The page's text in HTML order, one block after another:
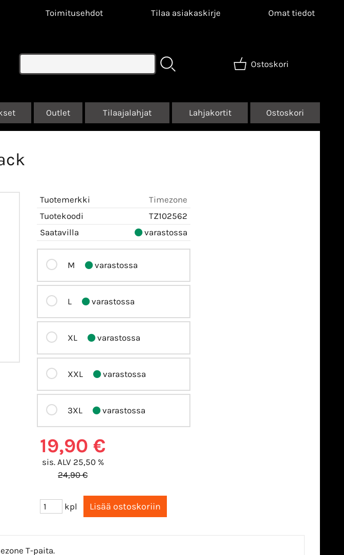
Toimitusehdot Tilaa asiakaskirje Omat tiedot
Ostoskori
Outlet Tilaajalahjat Lahjakortit Ostoskori
Tuotemerkki
Timezone
Tuotekoodi
TZ102562
Saatavilla
varastossa
M varastossa
L varastossa
XL varastossa
XXL varastossa
3XL varastossa
19,90 €
sis. ALV 25,50 %
24,90 €
kpl
T-paita.